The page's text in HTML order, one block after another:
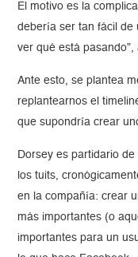
El motivo es la
debería ser tan fácil de
ver qué está pasando”,
Ante esto, se plantea
replantearnos el
que supondría crear
Dorsey es partidario
los tuits,
en la compañía: crear
más importantes (o
importantes para un